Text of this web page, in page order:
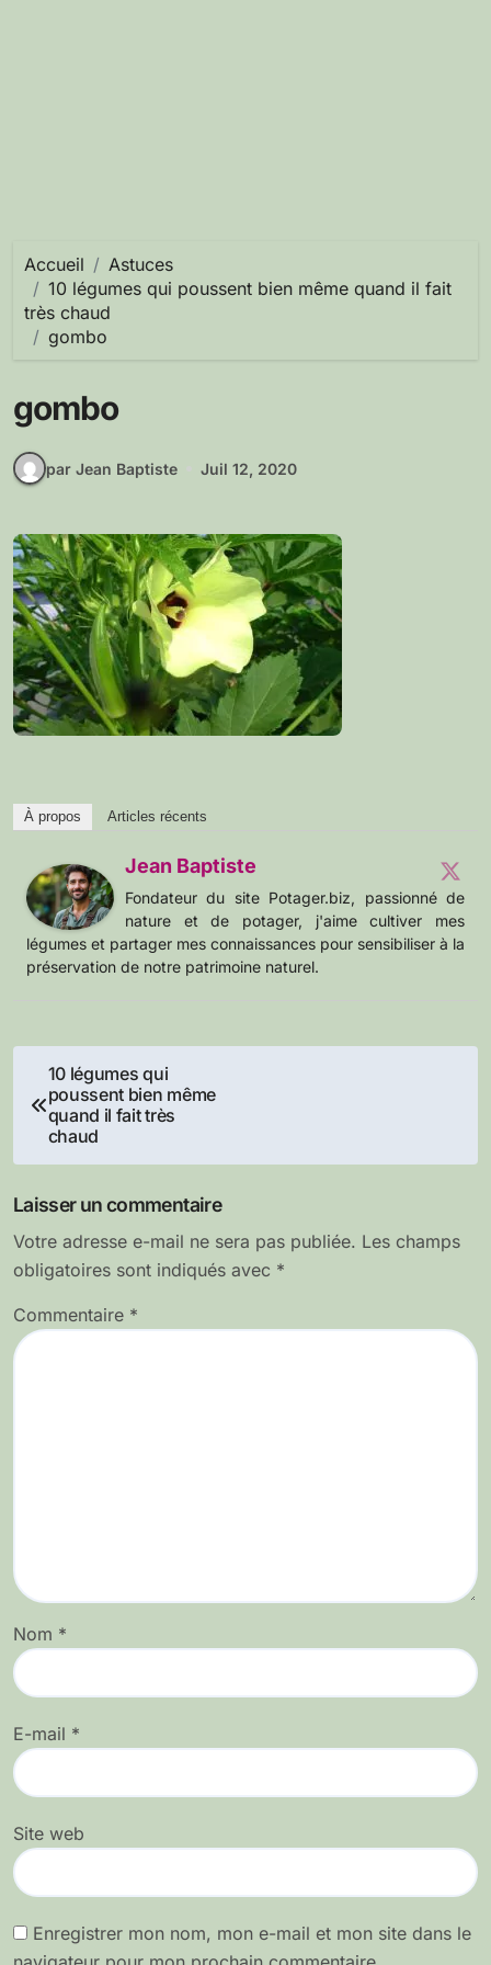
Accueil
Astuces
10 légumes qui poussent bien même quand il fait
très chaud
gombo
gombo
par Jean Baptiste Juil 12, 2020
À propos Articles récents
Jean Baptiste
Fondateur du site Potager.biz, passionné de
nature et de potager, j'aime cultiver mes
légumes et partager mes connaissances pour sensibiliser à la
préservation de notre patrimoine naturel.
Navigation
de
l’article
10 légumes qui
poussent bien même
quand il fait très
chaud
Laisser un commentaire
Votre adresse e-mail ne sera pas publiée. Les champs
obligatoires sont indiqués avec *
Commentaire *
Nom *
E-mail *
Site web
Enregistrer mon nom, mon e-mail et mon site dans le